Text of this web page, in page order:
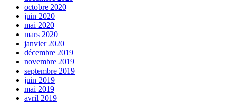
octobre 2020
juin 2020
mai 2020
mars 2020
janvier 2020
décembre 2019
novembre 2019
septembre 2019
juin 2019
mai 2019
avril 2019